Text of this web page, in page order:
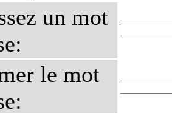
un mot
le mot